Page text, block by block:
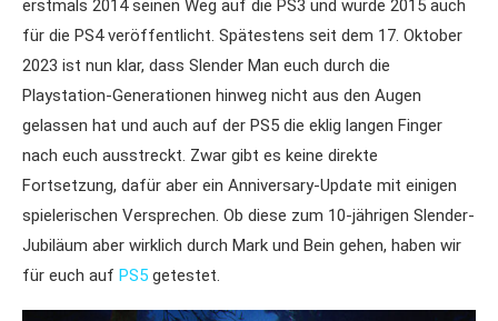
erstmals 2014 seinen Weg auf die PS3 und wurde 2015 auch
für die PS4 veröffentlicht. Spätestens seit dem 17. Oktober
2023 ist nun klar, dass Slender Man euch durch die
Playstation-Generationen hinweg nicht aus den Augen
gelassen hat und auch auf der PS5 die eklig langen Finger
nach euch ausstreckt. Zwar gibt es keine direkte
Fortsetzung, dafür aber ein Anniversary-Update mit einigen
spielerischen Versprechen. Ob diese zum 10-jährigen Slender-
Jubiläum aber wirklich durch Mark und Bein gehen, haben wir
für euch auf PS5 getestet.